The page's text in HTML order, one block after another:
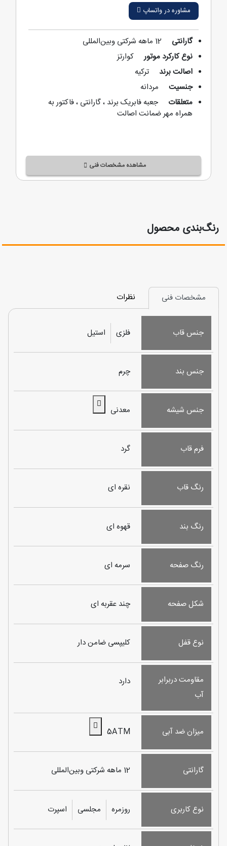
مشاوره در واتساپ
گارانتی
12 ماهه شرکتی‌ وبین‌المللی
نوع کارکرد موتور
کوارتز
اصالت برند
ترکیه
جنسیت
مردانه
متعلقات
جعبه فابریک برند ، گارانتی ، فاکتور به
همراه مهر ضمانت اصالت
مشاهده مشخصات فنی
رنگ‌بندی محصول
مشخصات فنی نظرات
جنس قاب فلزی استیل
جنس بند چرم
جنس شیشه معدنی
فرم قاب گرد
رنگ قاب نقره ای
رنگ بند قهوه ای
رنگ صفحه سرمه ای
شکل صفحه چند عقربه ای
نوع قفل کلیپسی ضامن دار
مقاومت دربرابر
آب
دارد
میزان ضد آبی 5ATM
گارانتی 12 ماهه شرکتی‌ وبین‌المللی
نوع کاربری روزمره مجلسی اسپرت